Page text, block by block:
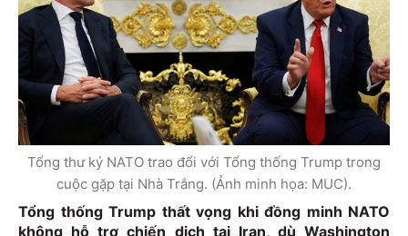
Tổng thư ký NATO trao đổi với Tổng thống Trump trong
cuộc gặp tại Nhà Trắng. (Ảnh minh họa: MUC).
Tổng thống Trump thất vọng khi đồng minh NATO
không hỗ trợ chiến dịch tại Iran, dù Washington